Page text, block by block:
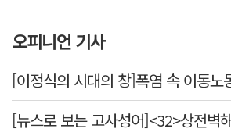
오피니언 기사